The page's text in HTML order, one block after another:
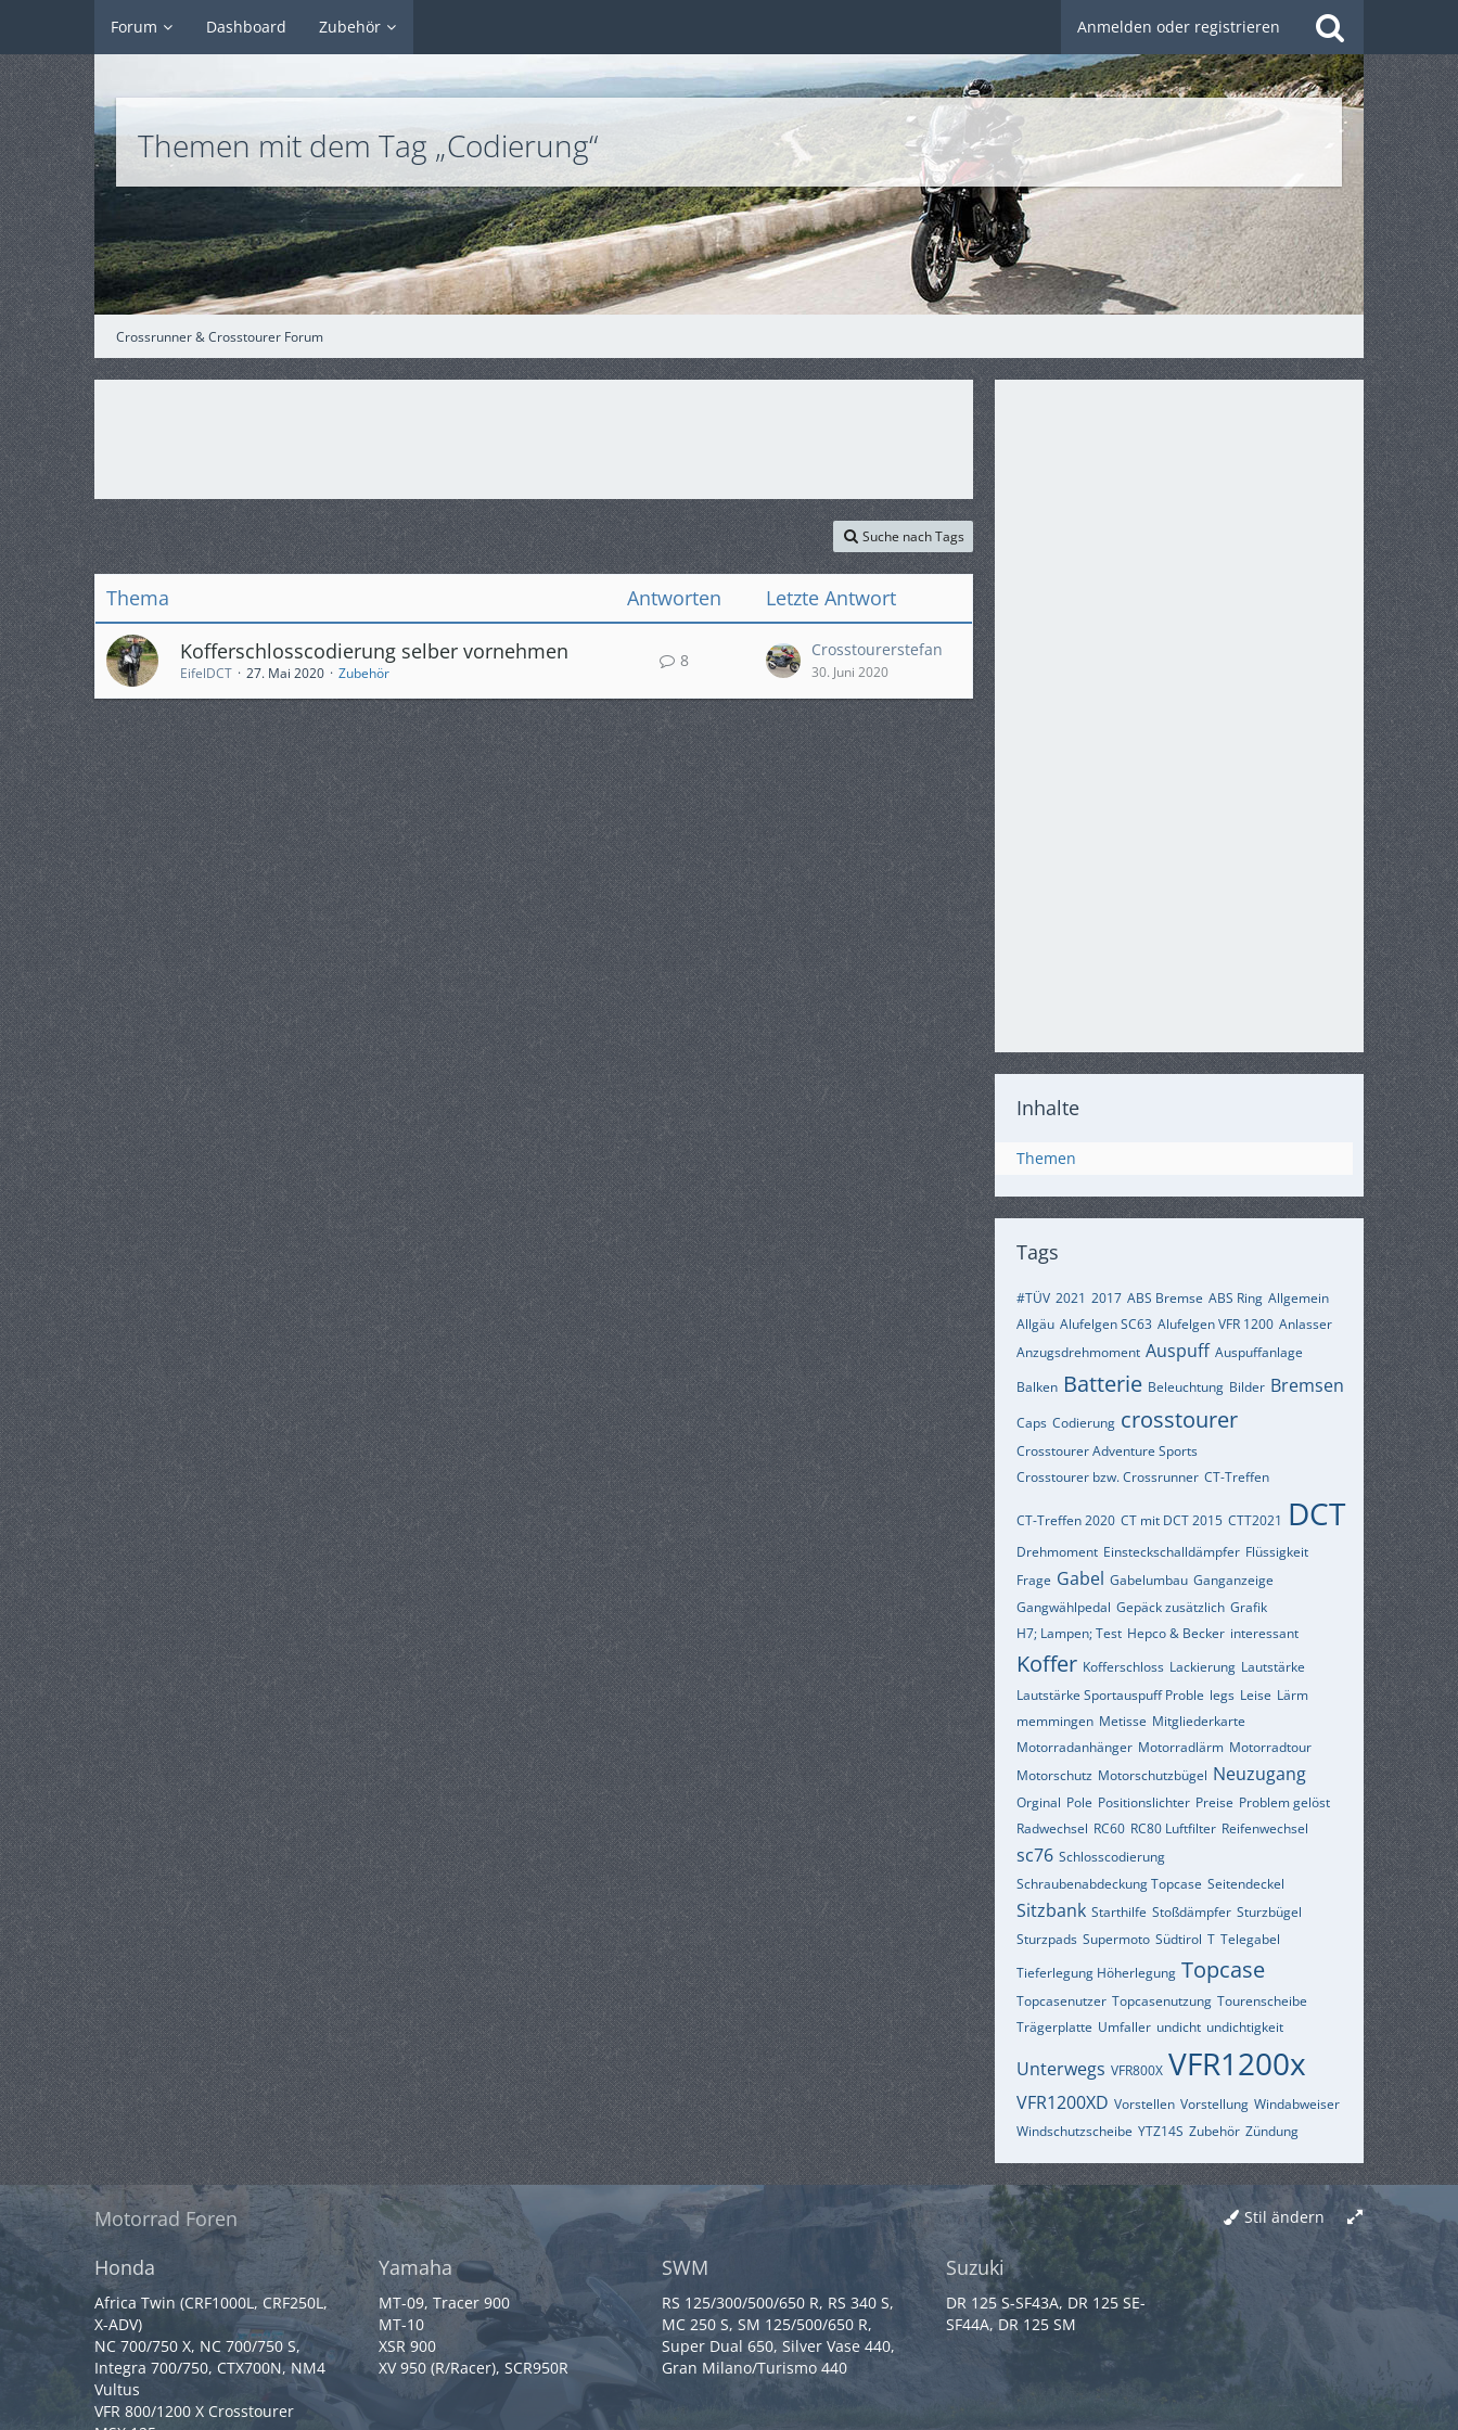
Forum Dashboard Zubehör Anmelden oder registrieren
Crossrunner & Crosstourer Forum
Themen mit dem Tag „Codierung“
Suche nach Tags
Thema Antworten Letzte Antwort
Kofferschlosscodierung selber vornehmen
EifelDCT 27. Mai 2020 Zubehör
8
Crosstourerstefan
30. Juni 2020
Inhalte
Themen
Tags
#TÜV 2021 2017 ABS Bremse ABS Ring Allgemein
Allgäu Alufelgen SC63 Alufelgen VFR 1200 Anlasser
Anzugsdrehmoment Auspuff Auspuffanlage
Balken Batterie Beleuchtung Bilder Bremsen
Caps Codierung crosstourer
Crosstourer Adventure Sports
Crosstourer bzw. Crossrunner CT-Treffen
CT-Treffen 2020 CT mit DCT 2015 CTT2021 DCT
Drehmoment Einsteckschalldämpfer Flüssigkeit
Frage Gabel Gabelumbau Ganganzeige
Gangwählpedal Gepäck zusätzlich Grafik
H7; Lampen; Test Hepco & Becker interessant
Koffer Kofferschloss Lackierung Lautstärke
Lautstärke Sportauspuff Proble legs Leise Lärm
memmingen Metisse Mitgliederkarte
Motorradanhänger Motorradlärm Motorradtour
Motorschutz Motorschutzbügel Neuzugang
Orginal Pole Positionslichter Preise Problem gelöst
Radwechsel RC60 RC80 Luftfilter Reifenwechsel
sc76 Schlosscodierung
Schraubenabdeckung Topcase Seitendeckel
Sitzbank Starthilfe Stoßdämpfer Sturzbügel
Sturzpads Supermoto Südtirol T Telegabel
Tieferlegung Höherlegung Topcase
Topcasenutzer Topcasenutzung Tourenscheibe
Trägerplatte Umfaller undicht undichtigkeit
Unterwegs VFR800X VFR1200x
VFR1200XD Vorstellen Vorstellung Windabweiser
Windschutzscheibe YTZ14S Zubehör Zündung
Stil ändern
Motorrad Foren
Honda
Africa Twin (CRF1000L, CRF250L,
X-ADV)
NC 700/750 X, NC 700/750 S,
Integra 700/750, CTX700N, NM4
Vultus
VFR 800/1200 X Crosstourer
Yamaha
MT-09, Tracer 900
MT-10
XSR 900
XV 950 (R/Racer), SCR950R
SWM
RS 125/300/500/650 R, RS 340 S,
MC 250 S, SM 125/500/650 R,
Super Dual 650, Silver Vase 440,
Gran Milano/Turismo 440
Suzuki
DR 125 S-SF43A, DR 125 SE-
SF44A, DR 125 SM